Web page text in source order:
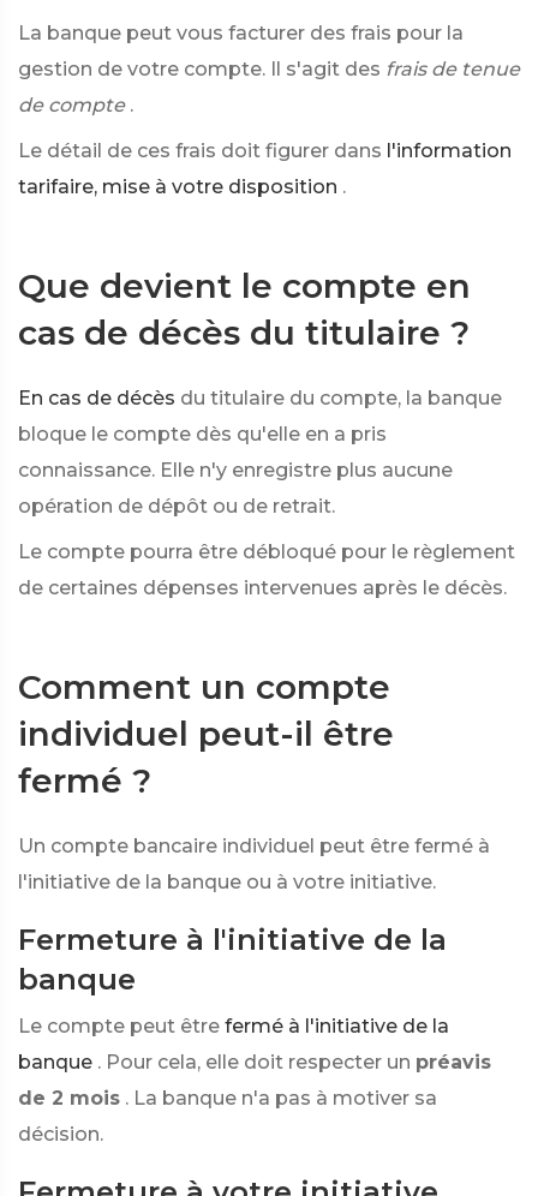
La banque peut vous facturer des frais pour la
gestion de votre compte. Il s'agit des frais de tenue
de compte .
Le détail de ces frais doit figurer dans l'information
tarifaire, mise à votre disposition .
Que devient le compte en
cas de décès du titulaire ?
En cas de décès du titulaire du compte, la banque
bloque le compte dès qu'elle en a pris
connaissance. Elle n'y enregistre plus aucune
opération de dépôt ou de retrait.
Le compte pourra être débloqué pour le règlement
de certaines dépenses intervenues après le décès.
Comment un compte
individuel peut-il être
fermé ?
Un compte bancaire individuel peut être fermé à
l'initiative de la banque ou à votre initiative.
Fermeture à l'initiative de la
banque
Le compte peut être fermé à l'initiative de la
banque . Pour cela, elle doit respecter un préavis
de 2 mois . La banque n'a pas à motiver sa
décision.